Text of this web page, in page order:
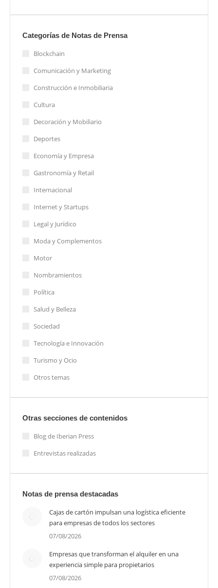
Categorías de Notas de Prensa
Blockchain
Comunicación y Marketing
Construcción e Inmobiliaria
Cultura
Decoración y Mobiliario
Deportes
Economía y Empresa
Gastronomía y Retail
Internacional
Internet y Startups
Legal y Jurídico
Moda y Complementos
Motor
Nombramientos
Política
Salud y Belleza
Sociedad
Tecnología e Innovación
Turismo y Ocio
Otros temas
Otras secciones de contenidos
Blog de Iberian Press
Entrevistas realizadas
Notas de prensa destacadas
Cajas de cartón impulsan una logística eficiente
para empresas de todos los sectores
07/08/2026
Empresas que transforman el alquiler en una
experiencia simple para propietarios
07/08/2026